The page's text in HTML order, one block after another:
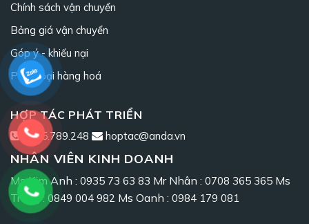
Chính sách vận chuyển
Bảng giá vận chuyển
Góp ý - khiếu nại
Phân loại hàng hoá
HỢP TÁC PHÁT TRIỂN
0965.789.248 hoptac@anda.vn
NHÂN VIÊN KINH DOANH
Ms Kim Anh : 0935 73 63 83 Mr Nhân : 0708 365 365 Ms
Trang : 0849 004 982 Ms Oanh : 0984 179 081